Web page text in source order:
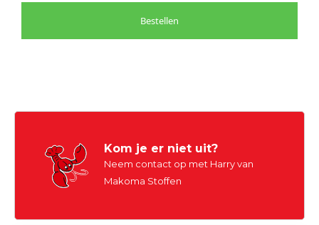
Bestellen
Kom je er niet uit?
Neem contact op met Harry van
Makoma Stoffen